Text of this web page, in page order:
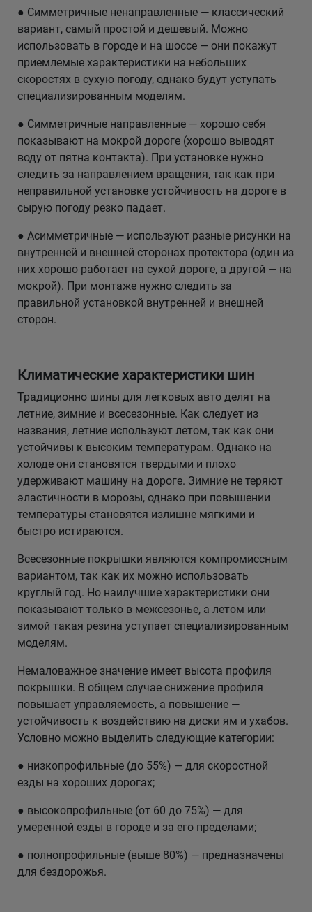
● Симметричные ненаправленные — классический
вариант, самый простой и дешевый. Можно
использовать в городе и на шоссе — они покажут
приемлемые характеристики на небольших
скоростях в сухую погоду, однако будут уступать
специализированным моделям.
● Симметричные направленные — хорошо себя
показывают на мокрой дороге (хорошо выводят
воду от пятна контакта). При установке нужно
следить за направлением вращения, так как при
неправильной установке устойчивость на дороге в
сырую погоду резко падает.
● Асимметричные — используют разные рисунки на
внутренней и внешней сторонах протектора (один из
них хорошо работает на сухой дороге, а другой — на
мокрой). При монтаже нужно следить за
правильной установкой внутренней и внешней
сторон.
Климатические характеристики шин
Традиционно шины для легковых авто делят на
летние, зимние и всесезонные. Как следует из
названия, летние используют летом, так как они
устойчивы к высоким температурам. Однако на
холоде они становятся твердыми и плохо
удерживают машину на дороге. Зимние не теряют
эластичности в морозы, однако при повышении
температуры становятся излишне мягкими и
быстро истираются.
Всесезонные покрышки являются компромиссным
вариантом, так как их можно использовать
круглый год. Но наилучшие характеристики они
показывают только в межсезонье, а летом или
зимой такая резина уступает специализированным
моделям.
Немаловажное значение имеет высота профиля
покрышки. В общем случае снижение профиля
повышает управляемость, а повышение —
устойчивость к воздействию на диски ям и ухабов.
Условно можно выделить следующие категории:
● низкопрофильные (до 55%) — для скоростной
езды на хороших дорогах;
● высокопрофильные (от 60 до 75%) — для
умеренной езды в городе и за его пределами;
● полнопрофильные (выше 80%) — предназначены
для бездорожья.